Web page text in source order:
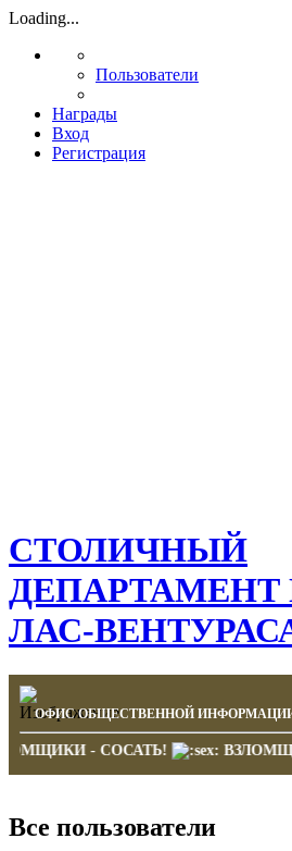
Loading...
Пользователи
Награды
Вход
Регистрация
СТОЛИЧНЫЙ
ЛАС-
ОФИС ОБЩЕСТВЕННОЙ
ВЗЛОМЩИКИ - СОСАТЬ!
Все пользователи